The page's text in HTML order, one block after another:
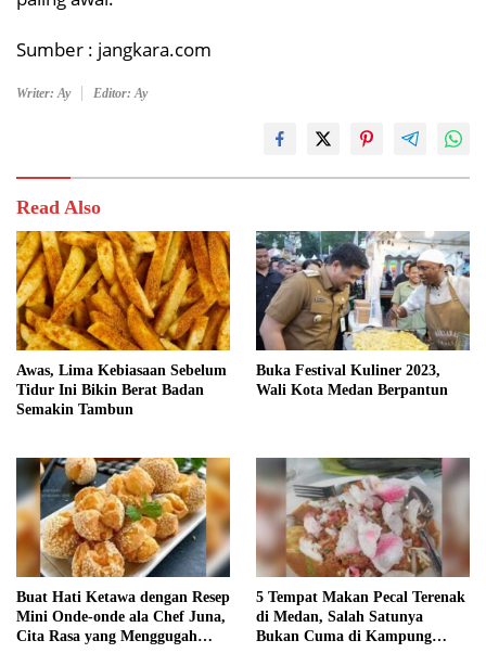
Sumber : jangkara.com
Writer: Ay Editor: Ay
Read Also
Awas, Lima Kebiasaan Sebelum
Tidur Ini Bikin Berat Badan
Semakin Tambun
Buka Festival Kuliner 2023,
Wali Kota Medan Berpantun
Buat Hati Ketawa dengan Resep
Mini Onde-onde ala Chef Juna,
Cita Rasa yang Menggugah
5 Tempat Makan Pecal Terenak
di Medan, Salah Satunya
Bukan Cuma di Kampung